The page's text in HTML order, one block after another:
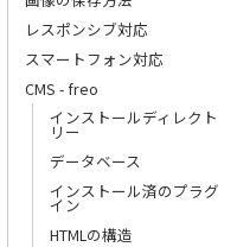
レスポンシブ対応
スマートフォン対応
CMS - freo
インストールディレクト
リー
データベース
インストール済のプラグ
イン
HTMLの構造